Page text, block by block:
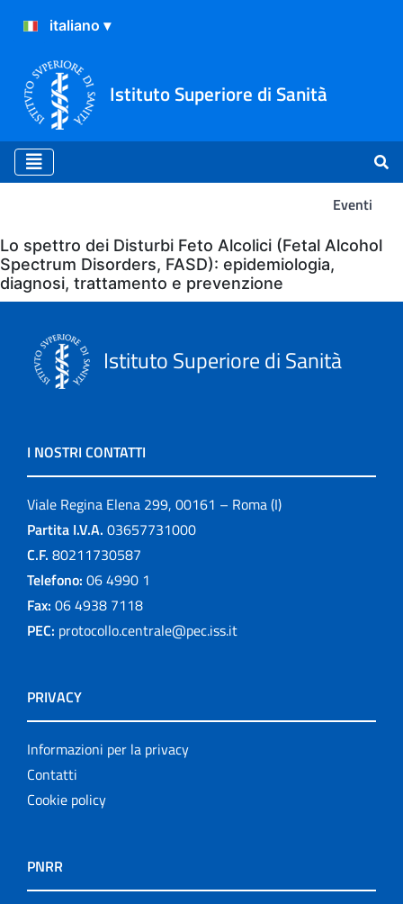
Istituto Superiore di Sanità
Eventi
Eventi
Lo spettro dei Disturbi Feto Alcolici (Fetal Alcohol
Spectrum Disorders, FASD): epidemiologia,
diagnosi, trattamento e prevenzione
Istituto Superiore di Sanità
I NOSTRI CONTATTI
Viale Regina Elena 299, 00161 – Roma (I)
Partita I.V.A. 03657731000
C.F. 80211730587
Telefono: 06 4990 1
Fax: 06 4938 7118
PEC: protocollo.centrale@pec.iss.it
PRIVACY
Informazioni per la privacy
Contatti
Cookie policy
PNRR